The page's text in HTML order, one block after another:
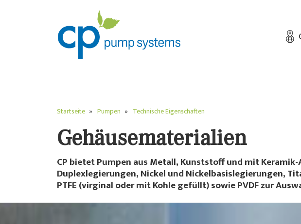
Startseite Pumpen Technische Eigenschaften
Gehäusematerialien
CP bietet Pumpen aus Metall, Kunststoff und mit
Duplexlegierungen, Nickel und Nickelbasislegierungen,
PTFE (virginal oder mit Kohle gefüllt) sowie PVDF zur